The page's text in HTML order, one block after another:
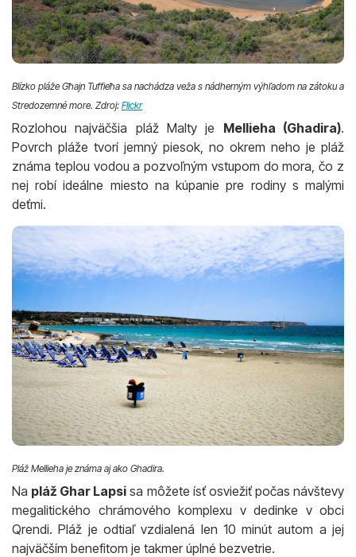
Blízko pláže Għajn Tuffieħa sa nachádza veža s nádherným výhľadom na zátoku a
Stredozemné more. Zdroj: Flickr
Rozlohou najväčšia pláž Malty je Mellieha (Ghadira).
Povrch pláže tvorí jemný piesok, no okrem neho je pláž
známa teplou vodou a pozvoľným vstupom do mora, čo z
nej robí ideálne miesto na kúpanie pre rodiny s malými
deťmi.
Pláž Mellieha je známa aj ako Ghadira.
Na pláž Ghar Lapsi sa môžete ísť osviežiť počas návštevy
megalitického chrámového komplexu v dedinke v obci
Qrendi. Pláž je odtiaľ vzdialená len 10 minút autom a jej
najväčším benefitom je takmer úplné bezvetrie.